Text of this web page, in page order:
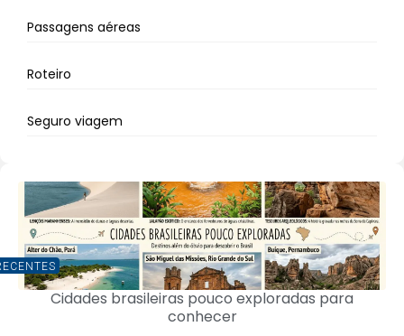
Passagens aéreas
Roteiro
Seguro viagem
Cidades brasileiras pouco exploradas para
conhecer